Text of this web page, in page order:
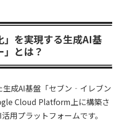
」を実現する生成AI基
とは？
生成AI基盤「セブン‐イレブン
Cloud Platform上に構築さ
用プラットフォームです。